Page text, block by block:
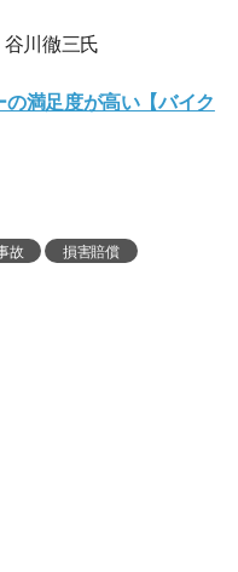
川徹三氏
満足度が高い【バイク
故 損害賠償